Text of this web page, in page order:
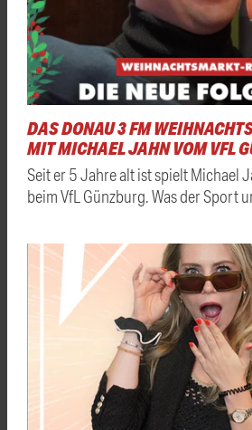
DAS DONAU 3 FM
MIT MICHAEL JAHN VOM VFL
Seit er 5 Jahre alt ist spielt Michael
beim VfL Günzburg. Was der Sport